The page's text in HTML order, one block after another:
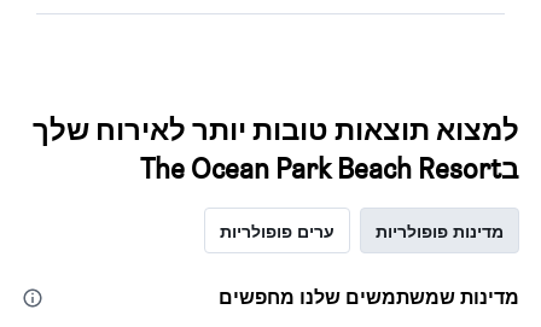
למצוא תוצאות טובות יותר לאירוח שלך
בThe Ocean Park Beach Resort
מדינות פופולריות ערים פופולריות
מדינות שמשתמשים שלנו מחפשים